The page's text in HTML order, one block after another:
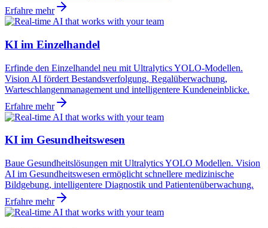
Erfahre mehr
KI im Einzelhandel
Erfinde den Einzelhandel neu mit Ultralytics YOLO-Modellen.
Vision AI fördert Bestandsverfolgung, Regalüberwachung,
Warteschlangenmanagement und intelligentere Kundeneinblicke.
Erfahre mehr
KI im Gesundheitswesen
Baue Gesundheitslösungen mit Ultralytics YOLO Modellen. Vision
AI im Gesundheitswesen ermöglicht schnellere medizinische
Bildgebung, intelligentere Diagnostik und Patientenüberwachung.
Erfahre mehr